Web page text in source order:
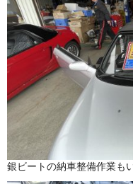
銀ビートの納車整備作業も